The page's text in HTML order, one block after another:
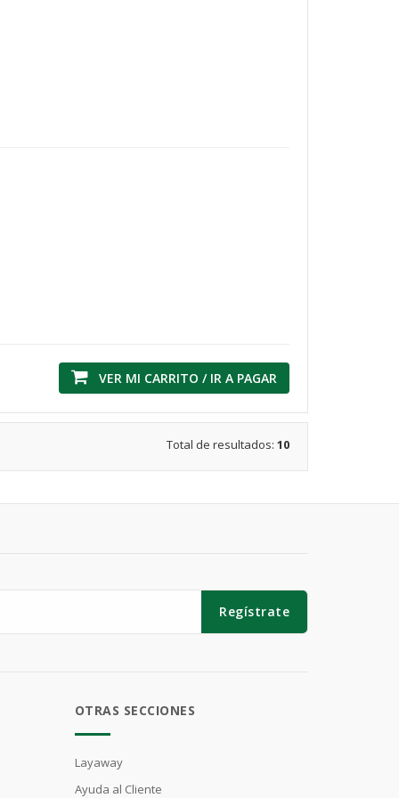
VER MI CARRITO / IR A PAGAR
Total de resultados: 10
Regístrate
OTRAS SECCIONES
Layaway
Ayuda al Cliente